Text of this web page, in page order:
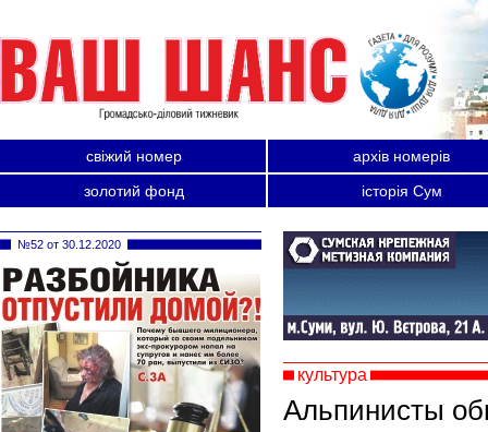
свіжий номер
архів номерів
золотий фонд
історія Сум
культура
Альпинисты
№52 от 30.12.2020